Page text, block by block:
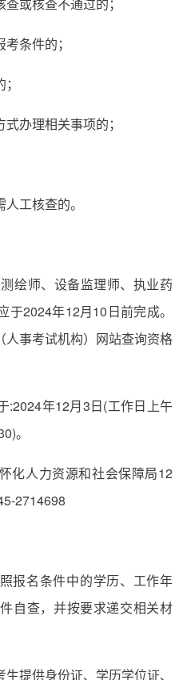
条件的；
式办理相关事项的；
工核查的。
绘师、设备监理师、执业药
2024年12月10日前完成。
事考试机构）网站查询资格
:2024年12月3日(工作日上午
。
化人力资源和社会保障局12
2714698
报名条件中的学历、工作年
自查，并按要求递交相关材
生提供身份证、学历学位证、